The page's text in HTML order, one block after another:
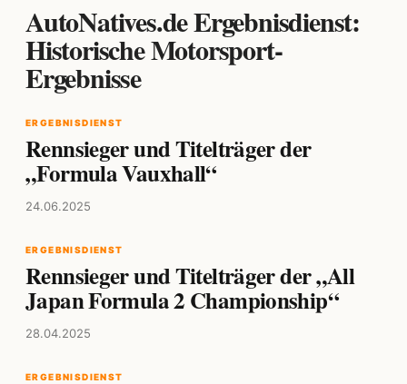
AutoNatives.de Ergebnisdienst:
Historische Motorsport-
Ergebnisse
ERGEBNISDIENST
Rennsieger und Titelträger der
„Formula Vauxhall“
24.06.2025
ERGEBNISDIENST
Rennsieger und Titelträger der „All
Japan Formula 2 Championship“
28.04.2025
ERGEBNISDIENST